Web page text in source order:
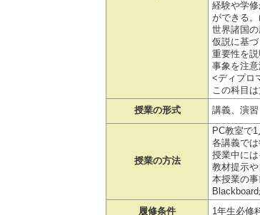
経験や学
ができる。
世界諸国
仮説に基
重要性を
事象を注
<ディプロ
この科目
授業の形式
講義、演習
授業の方法
PC教室で
各講義で
授業中には
教材提示
本授業の
履修条件
1年生必修